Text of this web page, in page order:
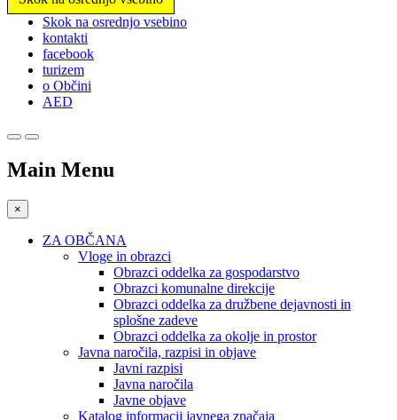
Prosimo,
upoštevajte:
spletno
mesto
vključuje
sistem
Skok na osrednjo vsebino
kontakti
facebook
turizem
o Občini
AED
Main Menu
×
ZA OBČANA
Vloge in obrazci
Obrazci oddelka za gospodarstvo
Obrazci komunalne direkcije
Obrazci oddelka za družbene dejavnosti in
splošne zadeve
Obrazci oddelka za okolje in prostor
Javna naročila, razpisi in objave
Javni razpisi
Javna naročila
Javne objave
Katalog informacij javnega značaja